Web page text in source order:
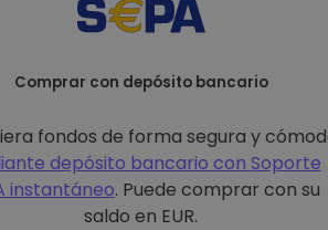
Comprar con depósito bancario
fondos de forma segura y
depósito bancario con Soporte
instantáneo. Puede comprar con su
saldo en EUR.